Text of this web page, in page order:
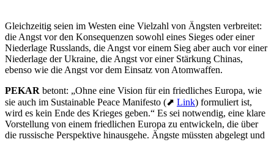
Gleichzeitig seien im Westen eine Vielzahl von Ängsten verbreitet:
die Angst vor den Konsequenzen sowohl eines Sieges oder einer
Niederlage Russlands, die Angst vor einem Sieg aber auch vor einer
Niederlage der Ukraine, die Angst vor einer Stärkung Chinas,
ebenso wie die Angst vor dem Einsatz von Atomwaffen.
PEKAR betont: „Ohne eine Vision für ein friedliches Europa, wie
sie auch im Sustainable Peace Manifesto (⬈ Link) formuliert ist,
wird es kein Ende des Krieges geben.“ Es sei notwendig, eine klare
Vorstellung von einem friedlichen Europa zu entwickeln, die über
die russische Perspektive hinausgehe. Ängste müssten abgelegt und